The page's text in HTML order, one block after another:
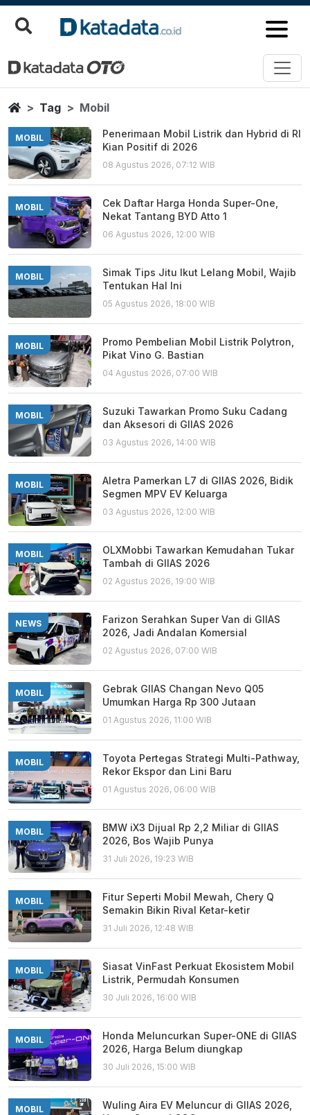
Mobil
Berita Terbaru
HomeTag Mobil
MOBIL
Penerimaan Mobil Listrik dan Hybrid di RI
Kian Positif di 2026
08 Agustus 2026, 07:12 WIB
MOBIL
Cek Daftar Harga Honda Super-One,
Nekat Tantang BYD Atto 1
06 Agustus 2026, 12:00 WIB
MOBIL
Simak Tips Jitu Ikut Lelang Mobil, Wajib
Tentukan Hal Ini
05 Agustus 2026, 18:00 WIB
MOBIL
Promo Pembelian Mobil Listrik Polytron,
Pikat Vino G. Bastian
04 Agustus 2026, 07:00 WIB
MOBIL
Suzuki Tawarkan Promo Suku Cadang
dan Aksesori di GIIAS 2026
03 Agustus 2026, 14:00 WIB
MOBIL
Aletra Pamerkan L7 di GIIAS 2026, Bidik
Segmen MPV EV Keluarga
03 Agustus 2026, 12:00 WIB
MOBIL
OLXMobbi Tawarkan Kemudahan Tukar
Tambah di GIIAS 2026
02 Agustus 2026, 19:00 WIB
NEWS
Farizon Serahkan Super Van di GIIAS
2026, Jadi Andalan Komersial
02 Agustus 2026, 07:00 WIB
MOBIL
Gebrak GIIAS Changan Nevo Q05
Umumkan Harga Rp 300 Jutaan
01 Agustus 2026, 11:00 WIB
MOBIL
Toyota Pertegas Strategi Multi-Pathway,
Rekor Ekspor dan Lini Baru
01 Agustus 2026, 06:00 WIB
MOBIL
BMW iX3 Dijual Rp 2,2 Miliar di GIIAS
2026, Bos Wajib Punya
31 Juli 2026, 19:23 WIB
MOBIL
Fitur Seperti Mobil Mewah, Chery Q
Semakin Bikin Rival Ketar-ketir
31 Juli 2026, 12:48 WIB
MOBIL
Siasat VinFast Perkuat Ekosistem Mobil
Listrik, Permudah Konsumen
30 Juli 2026, 16:00 WIB
MOBIL
Honda Meluncurkan Super-ONE di GIIAS
2026, Harga Belum diungkap
30 Juli 2026, 15:00 WIB
MOBIL
Wuling Aira EV Meluncur di GIIAS 2026,